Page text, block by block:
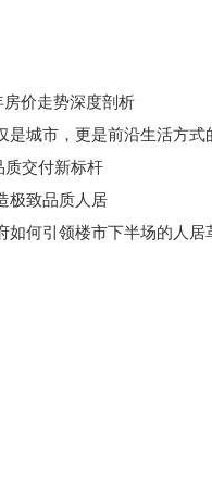
价走势深度剖析
是城市，更是前沿生活方式
质交付新标杆
极致品质人居
如何引领楼市下半场的人居